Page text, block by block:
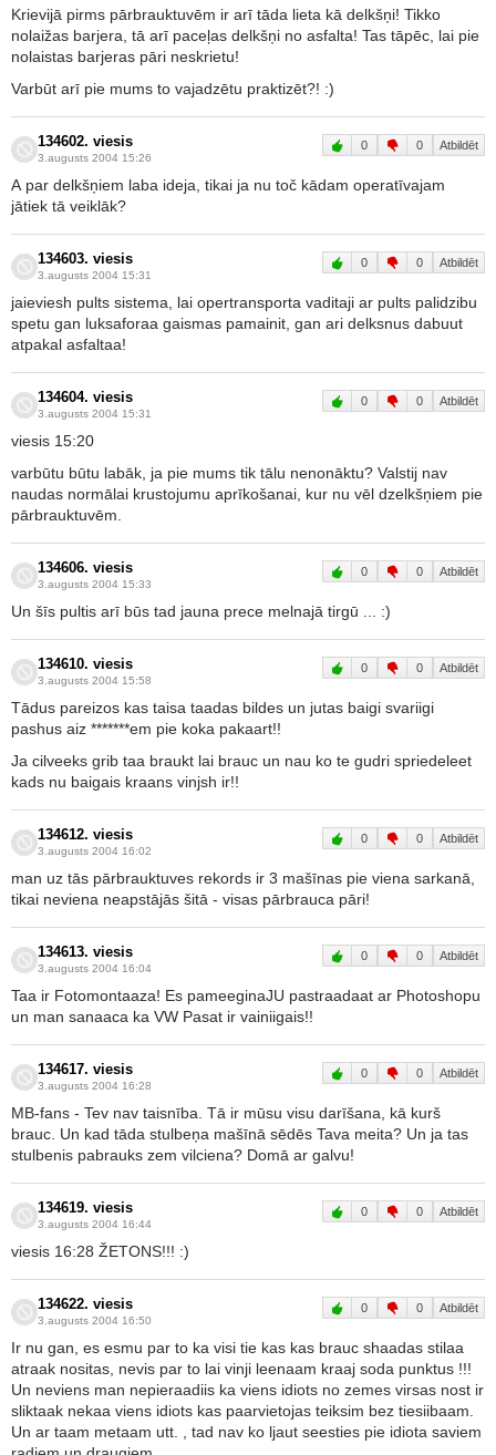
Krievijā pirms pārbrauktuvēm ir arī tāda lieta kā delkšņi! Tikko
nolaižas barjera, tā arī paceļas delkšņi no asfalta! Tas tāpēc, lai pie
nolaistas barjeras pāri neskrietu!
Varbūt arī pie mums to vajadzētu praktizēt?! :)
134602. viesis
3.augusts 2004 15:26
0 0 Atbildēt
A par delkšņiem laba ideja, tikai ja nu toč kādam operatīvajam
jātiek tā veiklāk?
134603. viesis
3.augusts 2004 15:31
0 0 Atbildēt
jaieviesh pults sistema, lai opertransporta vaditaji ar pults palidzibu
spetu gan luksaforaa gaismas pamainit, gan ari delksnus dabuut
atpakal asfaltaa!
134604. viesis
3.augusts 2004 15:31
0 0 Atbildēt
viesis 15:20
varbūtu būtu labāk, ja pie mums tik tālu nenonāktu? Valstij nav
naudas normālai krustojumu aprīkošanai, kur nu vēl dzelkšņiem pie
pārbrauktuvēm.
134606. viesis
3.augusts 2004 15:33
0 0 Atbildēt
Un šīs pultis arī būs tad jauna prece melnajā tirgū ... :)
134610. viesis
3.augusts 2004 15:58
0 0 Atbildēt
Tādus pareizos kas taisa taadas bildes un jutas baigi svariigi
pashus aiz *******em pie koka pakaart!!
Ja cilveeks grib taa braukt lai brauc un nau ko te gudri spriedeleet
kads nu baigais kraans vinjsh ir!!
134612. viesis
3.augusts 2004 16:02
0 0 Atbildēt
man uz tās pārbrauktuves rekords ir 3 mašīnas pie viena sarkanā,
tikai neviena neapstājās šitā - visas pārbrauca pāri!
134613. viesis
3.augusts 2004 16:04
0 0 Atbildēt
Taa ir Fotomontaaza! Es pameeginaJU pastraadaat ar Photoshopu
un man sanaaca ka VW Pasat ir vainiigais!!
134617. viesis
3.augusts 2004 16:28
0 0 Atbildēt
MB-fans - Tev nav taisnība. Tā ir mūsu visu darīšana, kā kurš
brauc. Un kad tāda stulbeņa mašīnā sēdēs Tava meita? Un ja tas
stulbenis pabrauks zem vilciena? Domā ar galvu!
134619. viesis
3.augusts 2004 16:44
0 0 Atbildēt
viesis 16:28 ŽETONS!!! :)
134622. viesis
3.augusts 2004 16:50
0 0 Atbildēt
Ir nu gan, es esmu par to ka visi tie kas kas brauc shaadas stilaa
atraak nositas, nevis par to lai vinji leenaam kraaj soda punktus !!!
Un neviens man nepieraadiis ka viens idiots no zemes virsas nost ir
sliktaak nekaa viens idiots kas paarvietojas teiksim bez tiesiibaam.
Un ar taam metaam utt. , tad nav ko ljaut seesties pie idiota saviem